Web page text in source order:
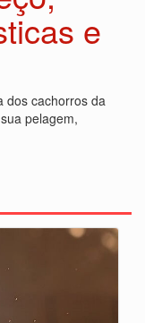
e
dos cachorros da
pelagem,